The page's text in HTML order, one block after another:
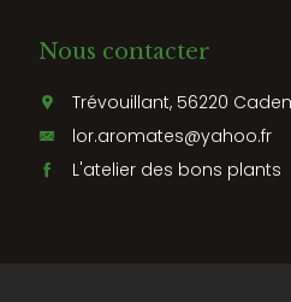
Nous contacter
Trévouillant, 56220 Caden
lor.aromates@yahoo.fr
L'atelier des bons plants